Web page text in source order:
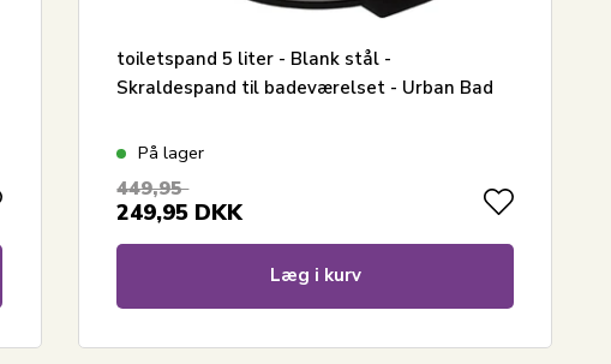
toiletspand 5 liter - Blank stål -
Skraldespand til badeværelset - Urban Bad
På lager
449,95
249,95 DKK
Læg i kurv